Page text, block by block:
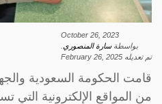
October 26, 2023
بواسطةسارة المنصوري
تم تعديله February 26, 2025
قامت الحكومة السعودية
من المواقع الإلكترونية التي